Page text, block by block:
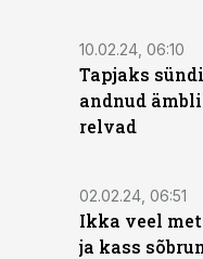
10.02.24, 06:10
Tapjaks
andnud
relvad
02.02.24, 06:51
Ikka veel
ja kass